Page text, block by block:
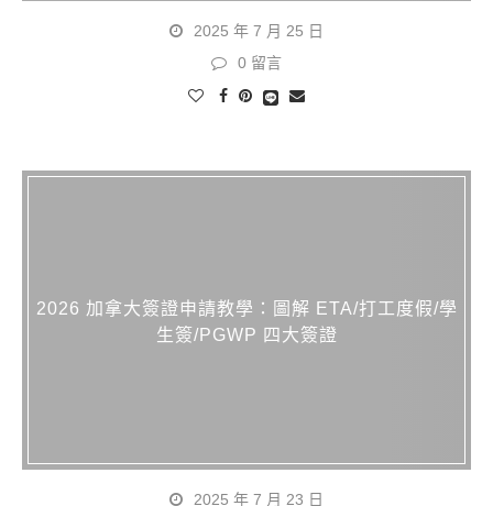
2025 年 7 月 25 日
0 留言
2026 加拿大簽證申請教學：圖解 ETA/打工度假/學
生簽/PGWP 四大簽證
2025 年 7 月 23 日